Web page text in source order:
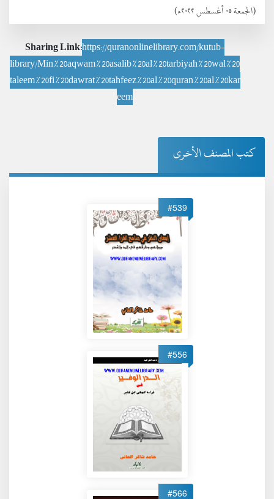
(الجمعة ٠٥ أغسطس ٢٠٢٢ء)
Sharing Link:https://quranonlinelibrary.com/kutub-
library/Min%20aqwam%20asalib%20al%20tarbiyah%20wal%20
taleem%20fi%20dawrat%20tahfeez%20al%20quran%20al%20kar
eem
كتب المصنف الأخرى
#539
#556
#566